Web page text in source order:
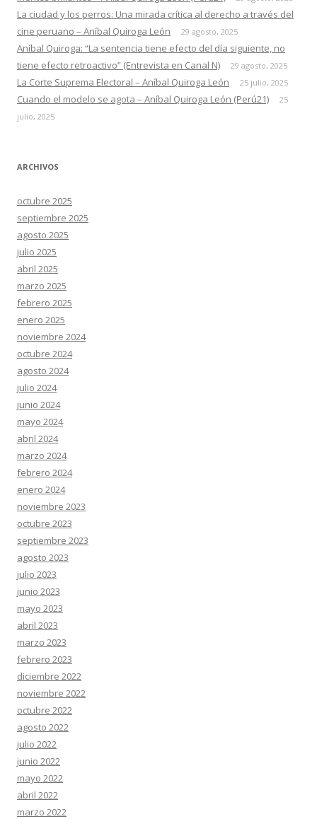
La ciudad y los perros: Una mirada crítica al derecho a través del
cine peruano – Aníbal Quiroga León
29 agosto, 2025
Aníbal Quiroga: “La sentencia tiene efecto del día siguiente, no
tiene efecto retroactivo” (Entrevista en Canal N)
29 agosto, 2025
La Corte Suprema Electoral – Aníbal Quiroga León 25 julio, 2025
Cuando el modelo se agota – Aníbal Quiroga León (Perú21)
25
julio, 2025
ARCHIVOS
octubre 2025
septiembre 2025
agosto 2025
julio 2025
abril 2025
marzo 2025
febrero 2025
enero 2025
noviembre 2024
octubre 2024
agosto 2024
julio 2024
junio 2024
mayo 2024
abril 2024
marzo 2024
febrero 2024
enero 2024
noviembre 2023
octubre 2023
septiembre 2023
agosto 2023
julio 2023
junio 2023
mayo 2023
abril 2023
marzo 2023
febrero 2023
diciembre 2022
noviembre 2022
octubre 2022
agosto 2022
julio 2022
junio 2022
mayo 2022
abril 2022
marzo 2022